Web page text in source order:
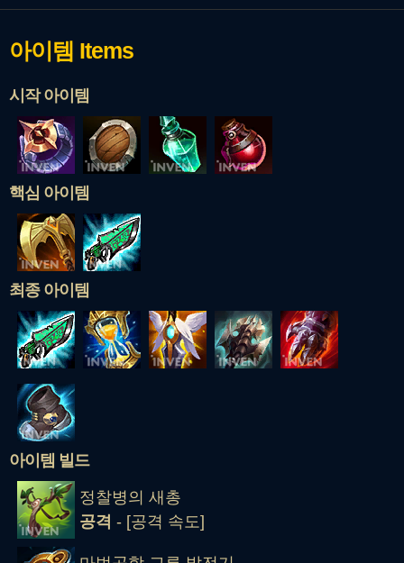
아이템 Items
시작 아이템
핵심 아이템
최종 아이템
아이템 빌드
정찰병의 새총
공격 - [공격 속도]